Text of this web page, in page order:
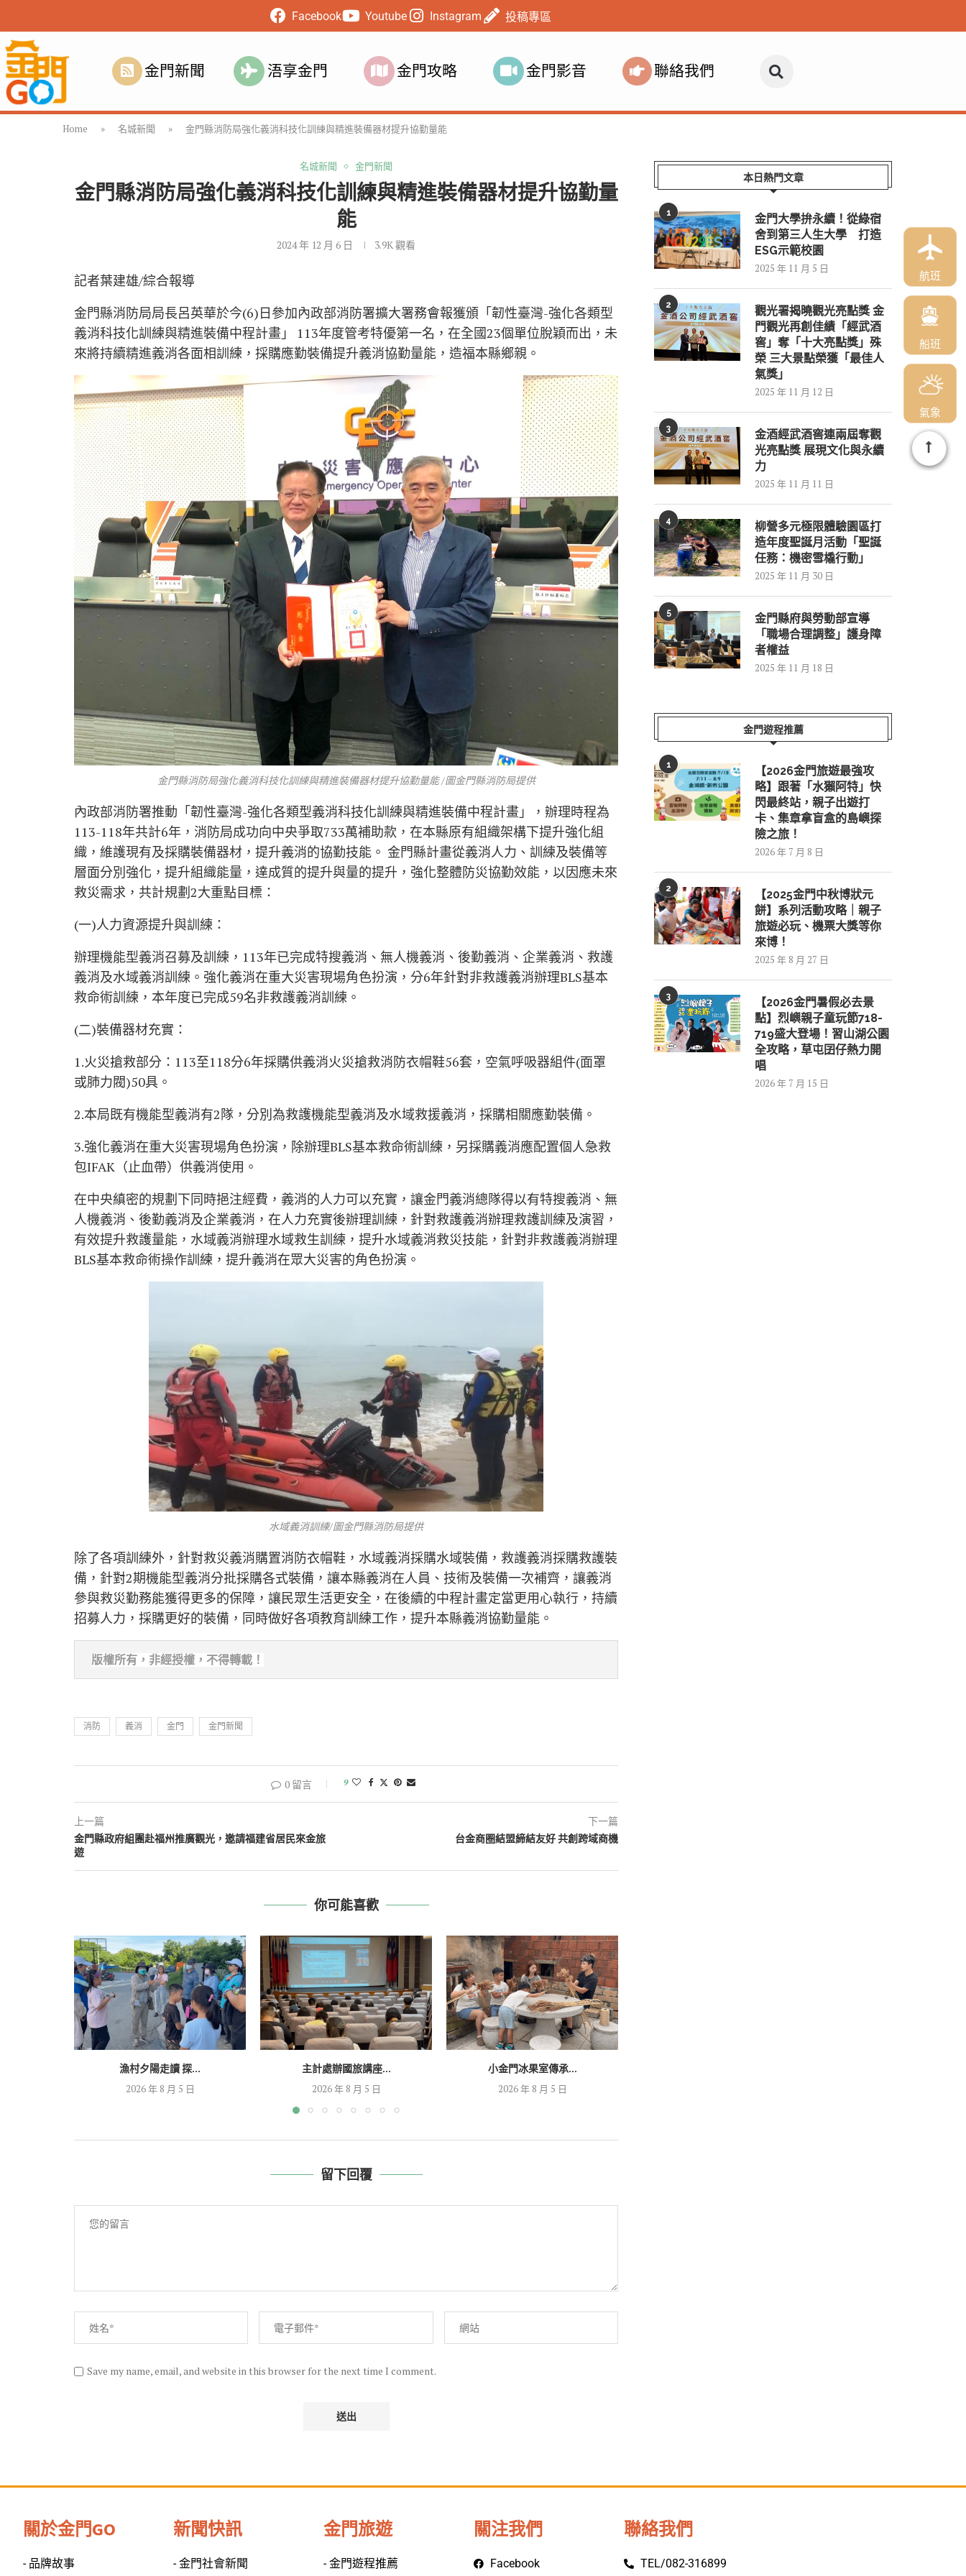
Facebook Youtube Instagram 投稿專區
金門新聞 浯享金門 金門攻略 金門影音 聯絡我們
Home » 名城新聞 » 金門縣消防局強化義消科技化訓練與精進裝備器材提升協勤量能
名城新聞 金門新聞
金門縣消防局強化義消科技化訓練與精進裝備器材提升協勤量
能
2024 年 12 月 6 日 3.9K觀看
記者葉建雄/綜合報導
金門縣消防局局長呂英華於今(6)日參加內政部消防署擴大署務會報獲頒「韌性臺灣-強化各類型
義消科技化訓練與精進裝備中程計畫」 113年度管考特優第一名，在全國23個單位脫穎而出，未
來將持續精進義消各面相訓練，採購應勤裝備提升義消協勤量能，造福本縣鄉親。
金門縣消防局強化義消科技化訓練與精進裝備器材提升協勤量能 /圖金門縣消防局提供
內政部消防署推動「韌性臺灣-強化各類型義消科技化訓練與精進裝備中程計畫」，辦理時程為
113-118年共計6年，消防局成功向中央爭取733萬補助款，在本縣原有組織架構下提升強化組
織，維護現有及採購裝備器材，提升義消的協勤技能。 金門縣計畫從義消人力、訓練及裝備等
層面分別強化，提升組織能量，達成質的提升與量的提升，強化整體防災協勤效能，以因應未來
救災需求，共計規劃2大重點目標：
(一)人力資源提升與訓練：
辦理機能型義消召募及訓練，113年已完成特搜義消、無人機義消、後勤義消、企業義消、救護
義消及水域義消訓練。強化義消在重大災害現場角色扮演，分6年針對非救護義消辦理BLS基本
救命術訓練，本年度已完成59名非救護義消訓練。
(二)裝備器材充實：
1.火災搶救部分：113至118分6年採購供義消火災搶救消防衣帽鞋56套，空氣呼吸器組件(面罩
或肺力閥)50具。
2.本局既有機能型義消有2隊，分別為救護機能型義消及水域救援義消，採購相關應勤裝備。
3.強化義消在重大災害現場角色扮演，除辦理BLS基本救命術訓練，另採購義消應配置個人急救
包IFAK（止血帶）供義消使用。
在中央縝密的規劃下同時挹注經費，義消的人力可以充實，讓金門義消總隊得以有特搜義消、無
人機義消、後勤義消及企業義消，在人力充實後辦理訓練，針對救護義消辦理救護訓練及演習，
有效提升救護量能，水域義消辦理水域救生訓練，提升水域義消救災技能，針對非救護義消辦理
BLS基本救命術操作訓練，提升義消在眾大災害的角色扮演。
水域義消訓練/圖金門縣消防局提供
除了各項訓練外，針對救災義消購置消防衣帽鞋，水域義消採購水域裝備，救護義消採購救護裝
備，針對2期機能型義消分批採購各式裝備，讓本縣義消在人員、技術及裝備一次補齊，讓義消
參與救災勤務能獲得更多的保障，讓民眾生活更安全，在後續的中程計畫定當更用心執行，持續
招募人力，採購更好的裝備，同時做好各項教育訓練工作，提升本縣義消協勤量能。
版權所有，非經授權，不得轉載！
消防 義消 金門 金門新聞
0 留言 9
上一篇
金門縣政府組團赴福州推廣觀光，邀請福建省居民來金旅
遊
下一篇
台金商圈結盟締結友好 共創跨域商機
你可能喜歡
漁村夕陽走讀 探...
2026 年 8 月 5 日
主計處辦國旅講座...
2026 年 8 月 5 日
小金門冰果室傳承...
2026 年 8 月 5 日
留下回覆
Save my name, email, and website in this browser for the next time I comment.
本日熱門文章
1
金門大學拚永續！從綠宿
舍到第三人生大學 打造
ESG示範校園
2025 年 11 月 5 日
2
觀光署揭曉觀光亮點獎 金
門觀光再創佳績「經武酒
窖」奪「十大亮點獎」殊
榮 三大景點榮獲「最佳人
氣獎」
2025 年 11 月 12 日
3
金酒經武酒窖連兩屆奪觀
光亮點獎 展現文化與永續
力
2025 年 11 月 11 日
4
柳營多元極限體驗園區打
造年度聖誕月活動「聖誕
任務：機密雪橇行動」
2025 年 11 月 30 日
5
金門縣府與勞動部宣導
「職場合理調整」護身障
者權益
2025 年 11 月 18 日
金門遊程推薦
1
【2026金門旅遊最強攻
略】跟著「水獺阿特」快
閃最終站，親子出遊打
卡、集章拿盲盒的島嶼探
險之旅！
2026 年 7 月 8 日
2
【2025金門中秋博狀元
餅】系列活動攻略｜親子
旅遊必玩、機票大獎等你
來博！
2025 年 8 月 27 日
3
【2026金門暑假必去景
點】烈嶼親子童玩節718-
719盛大登場！習山湖公園
全攻略，草屯囝仔熱力開
唱
2026 年 7 月 15 日
關於金門GO
- 品牌故事
新聞快訊
- 金門社會新聞
金門旅遊
- 金門遊程推薦
關注我們
Facebook
聯絡我們
TEL/082-316899
航班
船班
氣象